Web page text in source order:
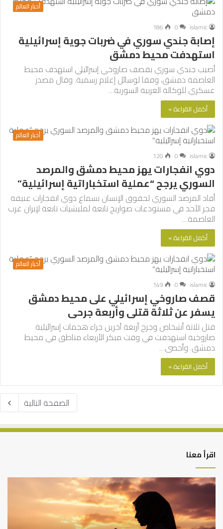
أخبار العالم
islamic
0
186
إصابة جندي سوري في ضربات جوية إسرائيلية
استهدفت محيط دمشق
أصيب جندي سوري بقصف صاروخي إسرائيلي استهدف محيط
العاصمة دمشق، وفقا لوسائل إعلام رسمية. وقال مصدر
عسكري للوكالة العربية السورية…
أكمل القراءة »
أخبار العالم
islamic
0
120
دوي انفجارات يهز محيط دمشق والمرصد
السوري يرجح “عملية استخباراتية إسرائيلية”
أفاد المرصد السوري لحقوق الإنسان بسماع دوي انفجارات عنيفة
فجر الأحد في مستودعات صواريخ تابعة لمليشيات تابعة لإيران غرب
العاصمة…
أكمل القراءة »
أخبار العالم
islamic
0
149
قصف صاروخي إسرائيلي على محيط دمشق
يسفر عن ثلاثة قتلى وأربعة جرحى
قتل ثلاثة أشخاص وجرح أربعة آخرين جراء هجمات إسرائيلية
صاروخية استهدفت في وقت مبكر الأربعاء مناطق في محيط
دمشق. وأحصى…
أكمل القراءة »
الصفحة التالية
اقرأ معنا
كيف
العبادات
شخصية
الإنسان؟